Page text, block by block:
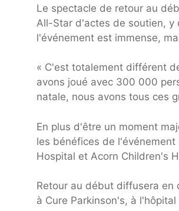
Le spectacle de retour au
All-Star d'actes de soutien, y
l'événement est immense,
« C'est totalement différent
avons joué avec 300 000
natale, nous avons tous ces
En plus d'être un moment
les bénéfices de
Hospital et Acorn Children's
Retour au début diffusera
à Cure Parkinson's, à